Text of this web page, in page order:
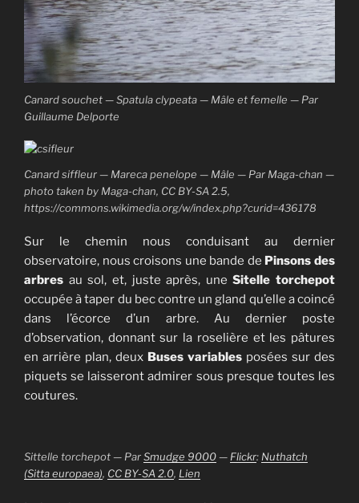
Canard souchet — Spatula clypeata — Mâle et femelle — Par
Guillaume Delporte
Canard siffleur — Mareca penelope — Mâle — Par Maga-chan —
photo taken by Maga-chan, CC BY-SA 2.5,
https://commons.wikimedia.org/w/index.php?curid=436178
Sur le chemin nous conduisant au dernier
observatoire, nous croisons une bande de Pinsons des
arbres au sol, et, juste après, uneSitelle torchepot
occupée à taper du bec contre un gland qu’elle a coincé
dans l’écorce d’un arbre. Au dernier poste
d’observation, donnant sur la roselière et les pâtures
en arrière plan, deux Buses variables posées sur des
piquets se laisseront admirer sous presque toutes les
coutures.
Sittelle torchepot — ParSmudge 9000— Flickr: Nuthatch
(Sitta europaea), CC BY-SA 2.0, Lien